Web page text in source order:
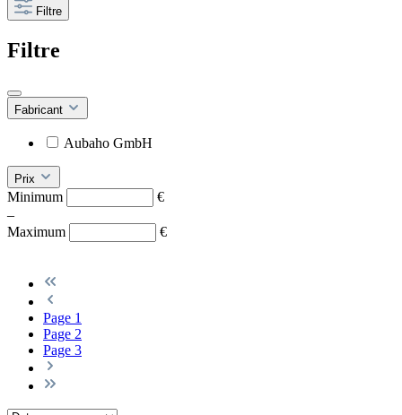
Filtre
Filtre
Fabricant
Aubaho GmbH
Prix
Minimum
€
–
Maximum
€
Page 1
Page 2
Page 3